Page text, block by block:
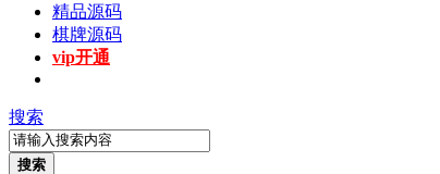
精品源码
棋牌源码
vip开通
搜索
搜索